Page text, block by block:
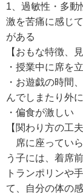
1、過敏性・多動
激を苦痛に感じ
がある
【おもな特徴、
・授業中に席を
・お遊戯の時間
んでしまたり外
・偏食が激しい
【関わり方の工夫
席に座っていら
う子には、着席
トランポリンや
て、自分の体の